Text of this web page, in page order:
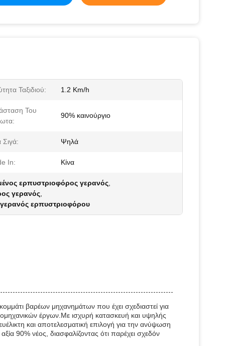
Ταξιδιού: 1.2 Km/h
Του
90% καινούργιο
Σιγά: Ψηλά
In: Κίνα
ερπυστριοφόρος γερανός
γερανός
ερπυστριοφόρου
βαρέων μηχανημάτων που έχει σχεδιαστεί για
έργων.Με ισχυρή κατασκευή και υψηλής
και αποτελεσματική επιλογή για την ανύψωση
90% νέος, διασφαλίζοντας ότι παρέχει σχεδόν